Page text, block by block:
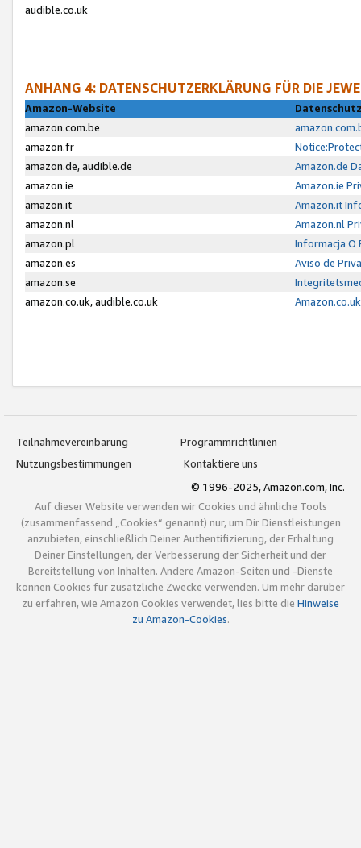
audible.co.uk
ANHANG 4: DATENSCHUTZERKLÄRUNG FÜR DIE
Amazon-Website
amazon.com.be
amazon.fr
amazon.de, audible.de
Amazon.de
amazon.ie
Amazon.ie
amazon.it
Amazon.it
amazon.nl
Amazon.nl
amazon.pl
Informacja O
amazon.es
Aviso de
amazon.se
amazon.co.uk, audible.co.uk
Teilnahmevereinbarung
Programmrichtlinien
Nutzungsbestimmungen
Kontaktiere uns
© 1996-2025, Amazon.com, Inc.
Auf dieser Website verwenden wir Cookies und ähnliche Tools
(zusammenfassend „Cookies“ genannt) nur, um Dir Dienstleistungen
anzubieten, einschließlich Deiner Authentifizierung, der Erhaltung
Deiner Einstellungen, der Verbesserung der Sicherheit und der
Bereitstellung von Inhalten. Andere Amazon-Seiten und -Dienste
können Cookies für zusätzliche Zwecke verwenden. Um mehr darüber
zu erfahren, wie Amazon Cookies verwendet, lies bitte die Hinweise
zu Amazon-Cookies.